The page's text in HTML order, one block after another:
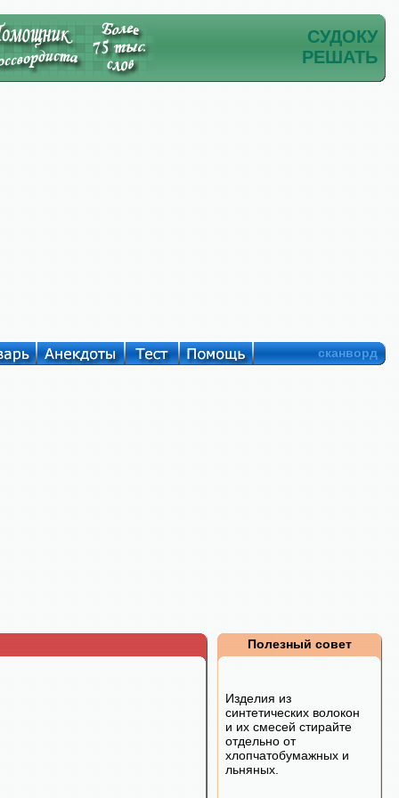
СУДОКУ
РЕШАТЬ
сканворд
Полезный совет
Изделия из
синтетических волокон
и их смесей стирайте
отдельно от
хлопчатобумажных и
льняных.